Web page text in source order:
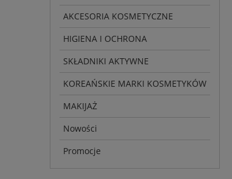
AKCESORIA KOSMETYCZNE
HIGIENA I OCHRONA
SKŁADNIKI AKTYWNE
KOREAŃSKIE MARKI KOSMETYKÓW
MAKIJAŻ
Nowości
Promocje